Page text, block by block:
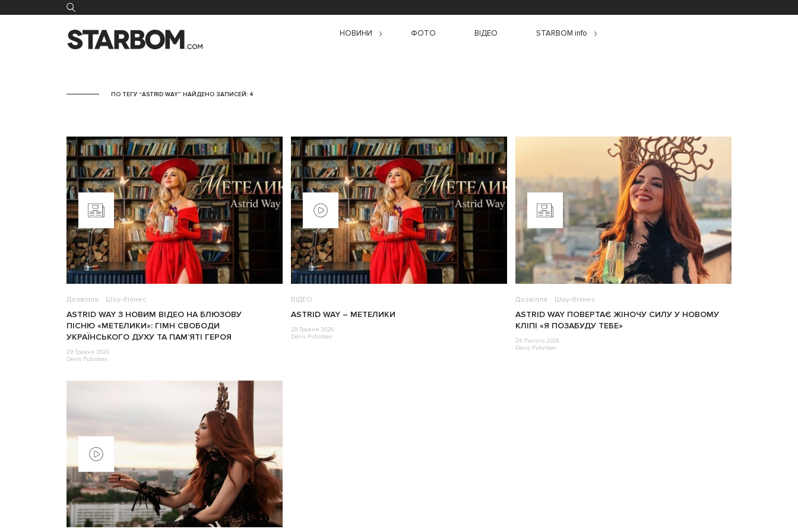
НОВИНИ ФОТО ВІДЕО STARBOM info
ПО ТЕГУ “ASTRID WAY” НАЙДЕНО ЗАПИСЕЙ: 4
Дозвілля Шоу-бізнес
ASTRID WAY З НОВИМ ВІДЕО НА БЛЮЗОВУ
ПІСНЮ «МЕТЕЛИКИ»: ГІМН СВОБОДИ
УКРАЇНСЬКОГО ДУХУ ТА ПАМ’ЯТІ ГЕРОЯ
29 Травня 2026
Denis Putintsev
ВІДЕО
ASTRID WAY – МЕТЕЛИКИ
29 Травня 2026
Denis Putintsev
Дозвілля Шоу-бізнес
ASTRID WAY ПОВЕРТАЄ ЖІНОЧУ СИЛУ У НОВОМУ
КЛІПІ «Я ПОЗАБУДУ ТЕБЕ»
24 Лютого 2026
Denis Putintsev